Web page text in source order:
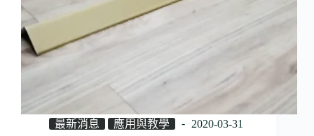
最新消息 應用與教學 2020-03-31